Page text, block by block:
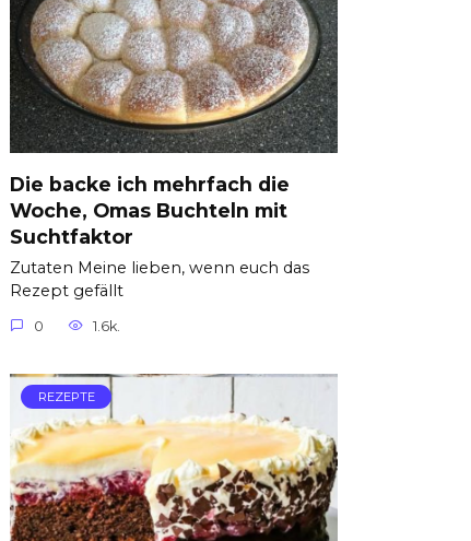
Die backe ich mehrfach die
Woche, Omas Buchteln mit
Suchtfaktor
Zutaten Meine lieben, wenn euch das
Rezept gefällt
0 1.6k.
REZEPTE